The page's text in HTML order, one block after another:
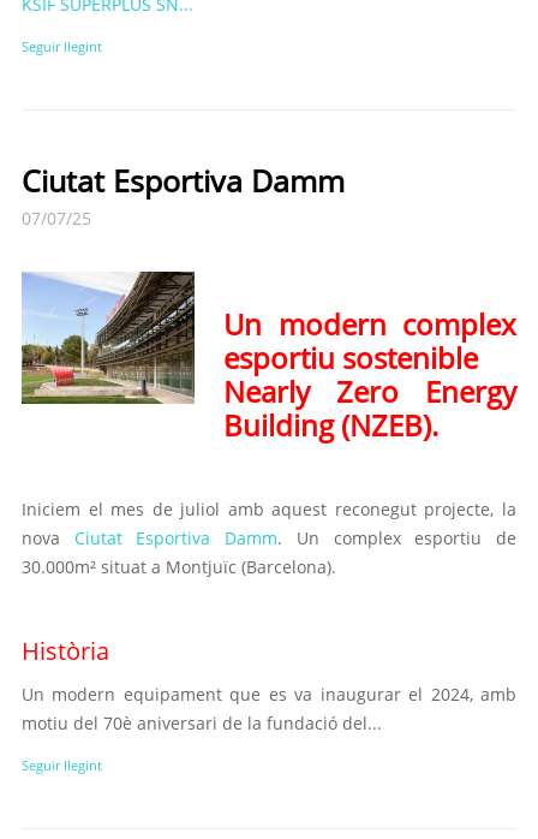
Seguir llegint
Ciutat Esportiva Damm
07/07/25
Un modern complex
esportiu sostenible
Nearly Zero Energy
Building (NZEB).
Iniciem el mes de juliol amb aquest reconegut projecte, la
nova Ciutat Esportiva Damm. Un complex esportiu de
30.000m² situat a Montjuïc (Barcelona).
Història
Un modern equipament que es va inaugurar el 2024, amb
motiu del 70è aniversari de la fundació del...
Seguir llegint